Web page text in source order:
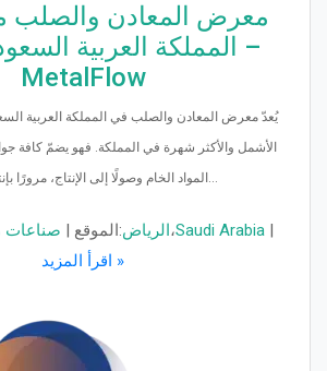
معرض المعادن والصلب
MetalFlow
يُعدّ معرض المعادن والصلب في المملكة العربية
الأشمل والأكثر شهرة في المملكة. فهو يضمّ كافة
المواد الخام وصولًا إلى الإنتاج، مرورًا بإنتاج الحديد...
صناعات | الموقع:الرياض،Saudi Arabia |
اقرأ المزيد »